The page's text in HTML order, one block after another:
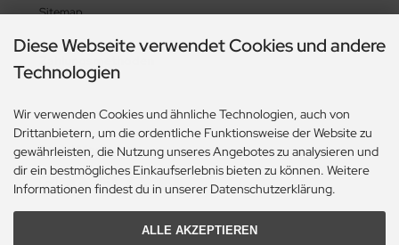
Sitemap
Social Media
Diese Webseite verwendet Cookies und andere
Technologien
Wir verwenden Cookies und ähnliche Technologien, auch von
Drittanbietern, um die ordentliche Funktionsweise der Website zu
gewährleisten, die Nutzung unseres Angebotes zu analysieren und
dir ein bestmögliches Einkaufserlebnis bieten zu können. Weitere
Informationen findest du in unserer Datenschutzerklärung.
ALLE AKZEPTIEREN